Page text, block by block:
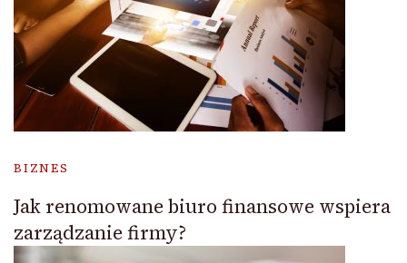
BIZNES
Jak renomowane biuro finansowe wspiera
zarządzanie firmy?